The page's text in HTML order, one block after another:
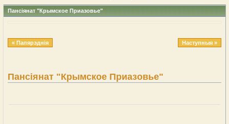
Пансіянат "Крымское Приазовье"
« Папярэднія Наступныя »
Пансіянат "Крымское Приазовье"